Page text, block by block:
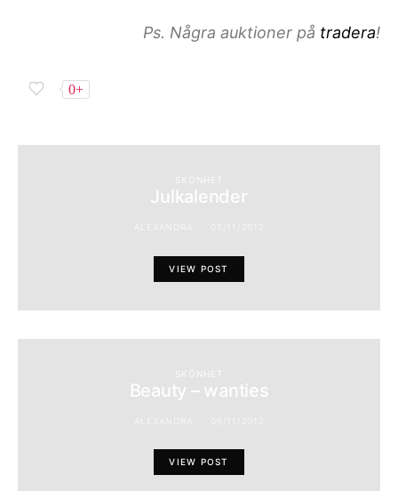
Ps. Några auktioner på tradera!
0+
Julkalender
VIEW POST
SKÖNHET
Beauty – wanties
VIEW POST